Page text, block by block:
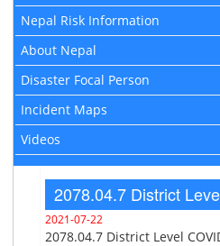
Nepal Risk Information
About Nepal
Disaster Focal Person
Incident Maps
Videos
2078.04.7 District
2021-07-22
2078.04.7 District Level